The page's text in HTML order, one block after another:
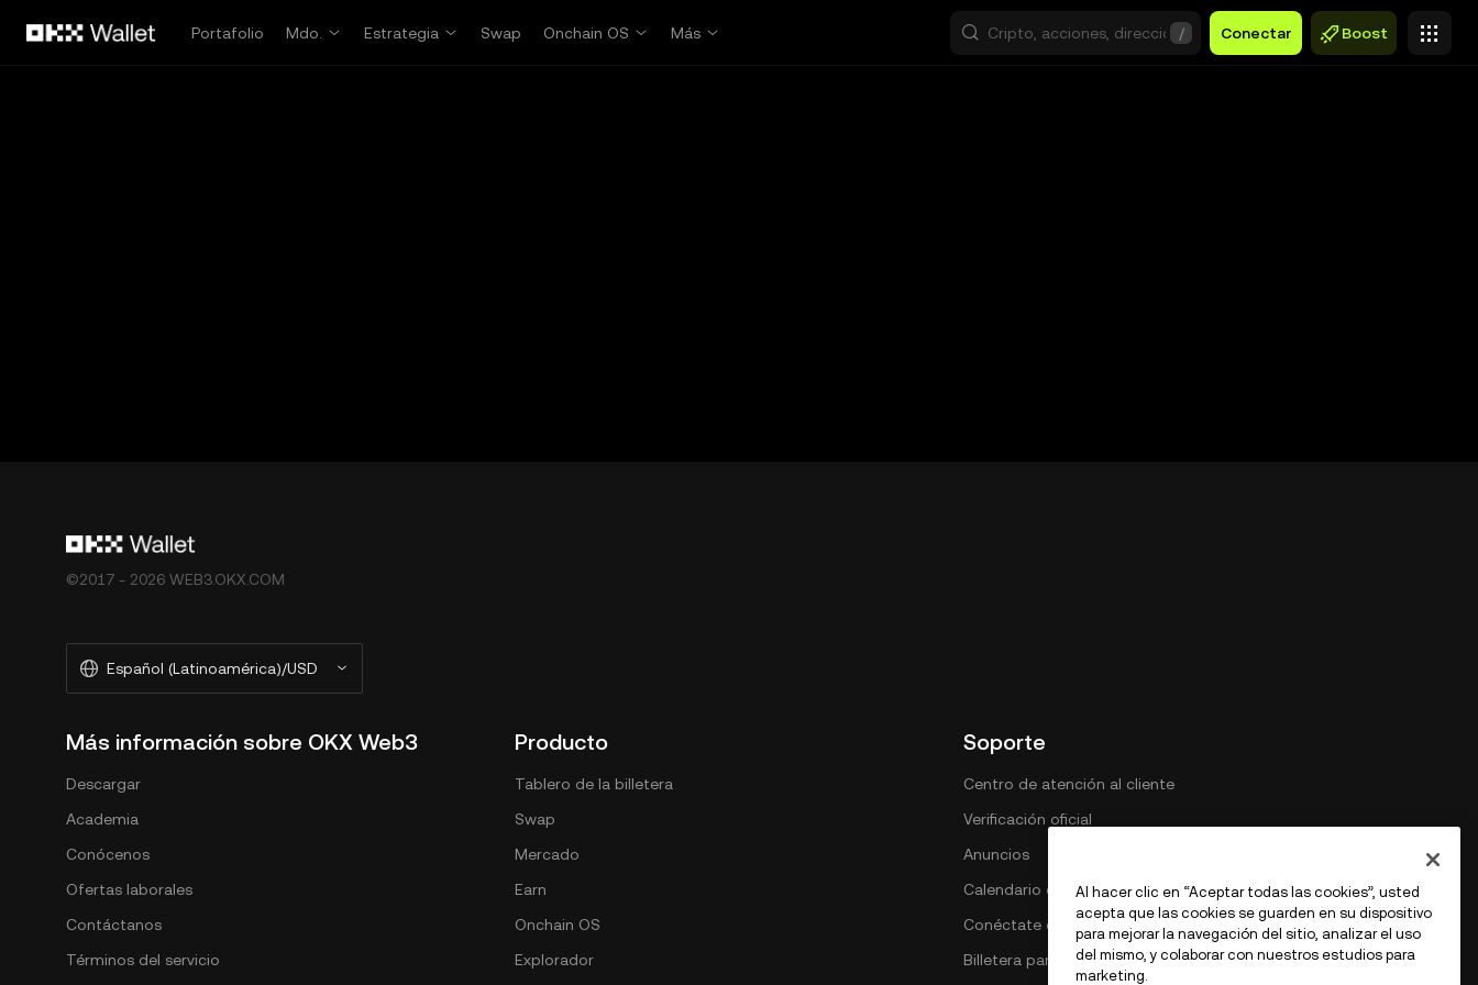
Portafolio
Mdo. Estrategia Swap Onchain OS Más / Conectar Boost
©2017 - 2026 WEB3.OKX.COM
Español (Latinoamérica)/USD
Más información sobre OKX Web3
Descargar
Academia
Conócenos
Ofertas laborales
Contáctanos
Términos del servicio
Producto
Tablero de la billetera
Swap
Mercado
Earn
Onchain OS
Explorador
Soporte
Centro de atención al cliente
Verificación oficial
Anuncios
Calendario de comisiones DEX
Conéctate con OKX
Billetera para Bitcoin
Al hacer clic en “Aceptar todas las cookies”, usted
acepta que las cookies se guarden en su dispositivo
para mejorar la navegación del sitio, analizar el uso
del mismo, y colaborar con nuestros estudios para
marketing.